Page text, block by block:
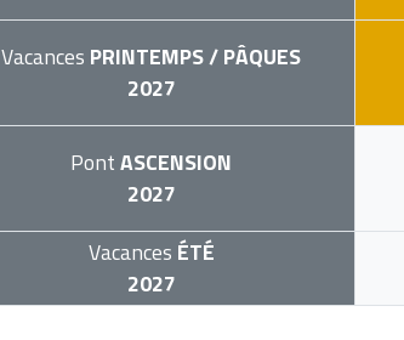
Vacances PRINTEMPS / PÂQUES
2027
PontASCENSION
2027
Vacances ÉTÉ
2027